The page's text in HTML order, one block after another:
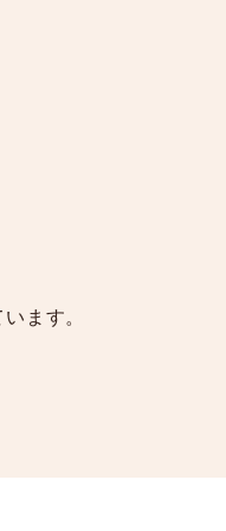
ます。